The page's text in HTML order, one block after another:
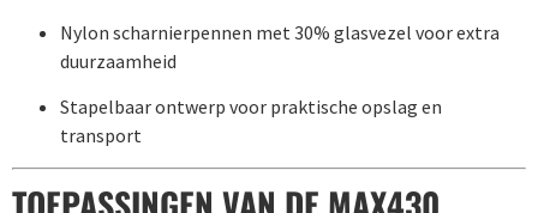
Nylon scharnierpennen met 30% glasvezel voor extra
duurzaamheid
Stapelbaar ontwerp voor praktische opslag en
transport